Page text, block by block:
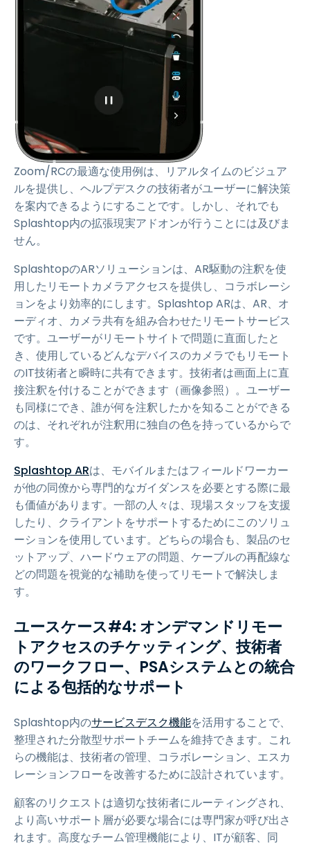
Zoom/RCの最適な使用例は、リアルタイムのビジュア
ルを提供し、ヘルプデスクの技術者がユーザーに解決策
を案内できるようにすることです。しかし、それでも
Splashtop内の拡張現実アドオンが行うことには及びま
せん。
SplashtopのARソリューションは、AR駆動の注釈を使
用したリモートカメラアクセスを提供し、コラボレーシ
ョンをより効率的にします。Splashtop ARは、AR、オ
ーディオ、カメラ共有を組み合わせたリモートサービス
です。ユーザーがリモートサイトで問題に直面したと
き、使用しているどんなデバイスのカメラでもリモート
のIT技術者と瞬時に共有できます。技術者は画面上に直
接注釈を付けることができます（画像参照）。ユーザー
も同様にでき、誰が何を注釈したかを知ることができる
のは、それぞれが注釈用に独自の色を持っているからで
す。
Splashtop ARは、モバイルまたはフィールドワーカー
が他の同僚から専門的なガイダンスを必要とする際に最
も価値があります。一部の人々は、現場スタッフを支援
したり、クライアントをサポートするためにこのソリュ
ーションを使用しています。どちらの場合も、製品のセ
ットアップ、ハードウェアの問題、ケーブルの再配線な
どの問題を視覚的な補助を使ってリモートで解決しま
す。
ユースケース#4: オンデマンドリモー
トアクセスのチケッティング、技術者
のワークフロー、PSAシステムとの統合
による包括的なサポート
Splashtop内のサービスデスク機能を活用することで、
整理された分散型サポートチームを維持できます。これ
らの機能は、技術者の管理、コラボレーション、エスカ
レーションフローを改善するために設計されています。
顧客のリクエストは適切な技術者にルーティングされ、
より高いサポート層が必要な場合には専門家が呼び出さ
れます。高度なチーム管理機能により、ITが顧客、同